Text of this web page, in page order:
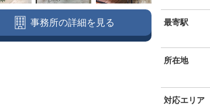
最寄駅
所在地
対応エリア
事務所の詳細を見る